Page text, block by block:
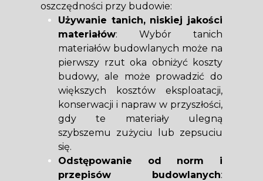
oszczędności przy budowie:
Używanie tanich, niskiej jakości
materiałów: Wybór tanich
materiałów budowlanych może na
pierwszy rzut oka obniżyć koszty
budowy, ale może prowadzić do
większych kosztów eksploatacji,
konserwacji i napraw w przyszłości,
gdy te materiały ulegną
szybszemu zużyciu lub zepsuciu
się.
Odstępowanie od norm i
przepisów budowlanych: